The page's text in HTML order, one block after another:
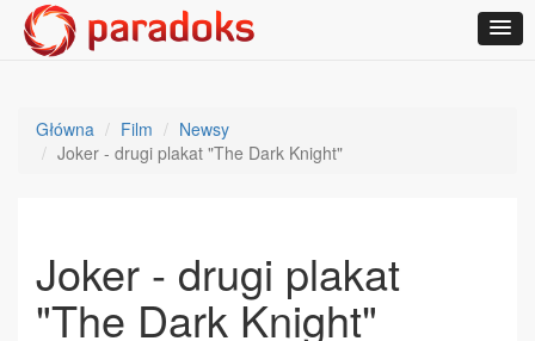
Główna Film
Newsy
Joker - drugi plakat "The Dark Knight"
Joker - drugi plakat
"The Dark Knight"